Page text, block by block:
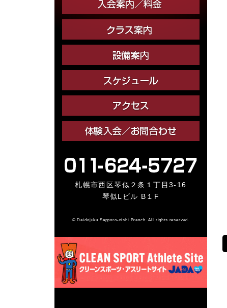
札幌市西区琴似２条１丁目3-16
琴似Lビル B１F
© Daidojuku Sapporo-nishi Branch. All rights reserved.